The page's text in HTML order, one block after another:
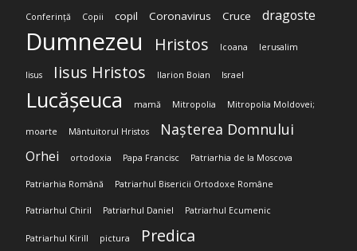
Conferință Copii copil Coronavirus Cruce dragoste
Dumnezeu Hristos Icoana Ierusalim
Iisus Iisus Hristos Ilarion Boian Israel
Lucășeuca mamă Mitropolia Mitropolia Moldovei;
moarte Mântuitorul Hristos Nașterea Domnului
Orhei ortodoxia Papa Francisc Patriarhia de la Moscova
Patriarhia Română Patriarhul Bisericii Ortodoxe Române
Patriarhul Chiril Patriarhul Daniel Patriarhul Ecumenic
Patriarhul Kirill pictura Predica